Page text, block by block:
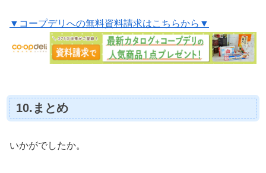
▼コープデリへの無料資料請求はこちらから▼
10.まとめ
いかがでしたか。